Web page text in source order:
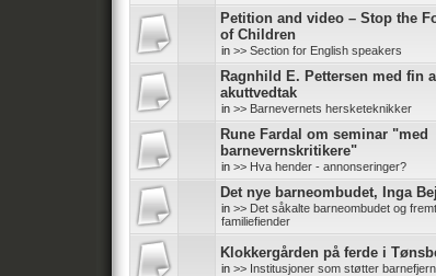
Petition and video – Stop the
of Children
in >> Section for English speakers
Ragnhild E. Pettersen med fin
akuttvedtak
in >> Barnevernets hersketeknikker
Rune Fardal om seminar "med
barnevernskritikere"
in >> Hva hender - annonseringer?
Det nye barneombudet, Inga
in >> Det såkalte barneombudet og
familiefiender
Klokkergården på ferde i
in >> Institusjoner som støtter